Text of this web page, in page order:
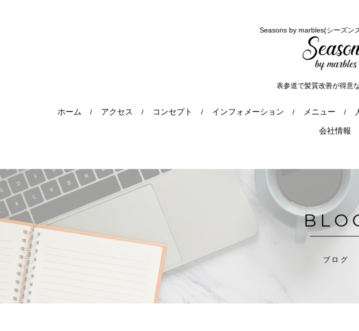
Seasons by marbles(シーズン
表参道で髪質改善が得意
ホーム アクセス コンセプト インフォメーション メニュー
会社情報
ブログ